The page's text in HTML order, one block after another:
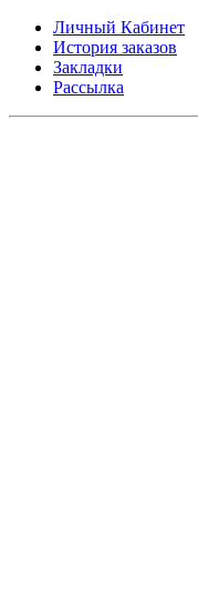
Личный Кабинет
История заказов
Закладки
Рассылка